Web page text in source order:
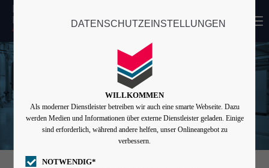
Passwort
MENU
DATENSCHUTZEINSTELLUNGEN
WILLKOMMEN
Als moderner Dienstleister betreiben wir auch eine smarte Webseite. Dazu
werden Medien und Informationen über externe Dienstleister geladen. Einige
sind erforderlich, während andere helfen, unser Onlineangebot zu
verbessern.
NOTWENDIG*